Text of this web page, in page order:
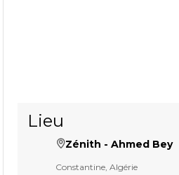
Lieu
Zénith - Ahmed Bey
Constantine, Algérie